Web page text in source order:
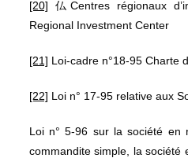
[20] 仏Centres régionaux
Regional Investment Center
[21] Loi-cadre n°18-95 Charte
[22] Loi n° 17-95 relative aux
Loi n° 5-96 sur la société en
commandite simple, la société